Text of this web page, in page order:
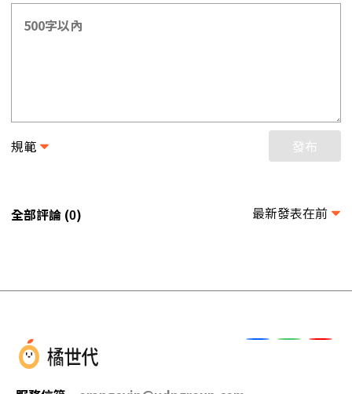
規範 發布
全部評論 (0) 最新發表在前